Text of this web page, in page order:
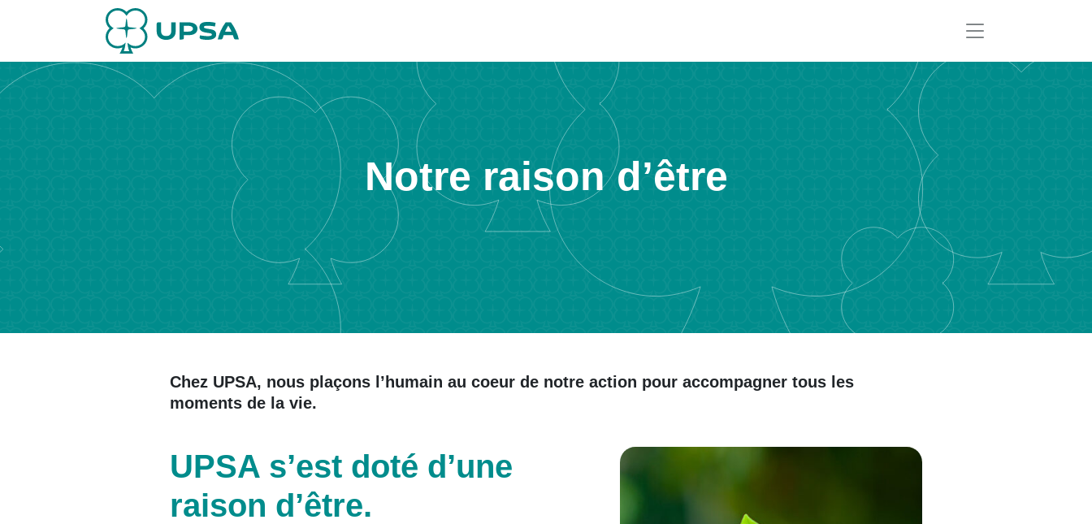
Notre raison d’être
Chez UPSA, nous plaçons l’humain au coeur de notre action pour accompagner tous les
moments de la vie.
UPSA s’est doté d’une
raison d’être.